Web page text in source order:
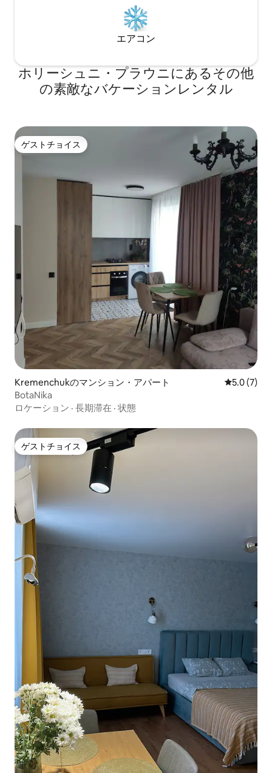
エアコン
ホリーシュニ・プラウニにあるその他
の素敵なバケーションレンタル
ゲストチョイス
ゲストチョイス
Kremenchukのマンション・アパート レビュー7
5.0 (7)
BotaNika
ロケーション · 長期滞在 · 状態
ゲストチョイス
ゲストチョイス